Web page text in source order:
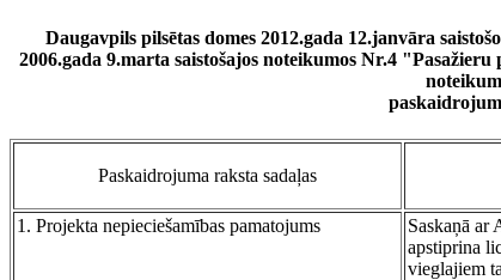
Daugavpils pilsētas domes 2012.gada 12.janvāra
2006.gada 9.marta saistošajos noteikumos Nr.4
Paskaidrojuma raksta sadaļas
1. Projekta nepieciešamības pamatojums
Saskaņā ar
apstiprina
vieglajiem